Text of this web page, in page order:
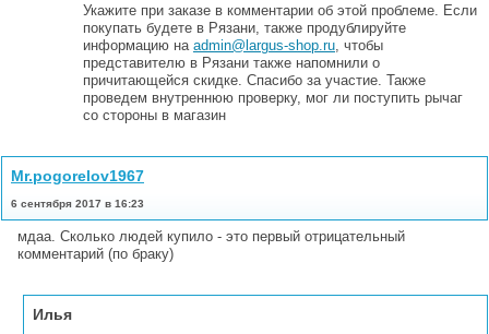
Укажите при заказе в комментарии об этой проблеме. Если
покупать будете в Рязани, также продублируйте
информацию на admin@largus-shop.ru , чтобы
представителю в Рязани также напомнили о
причитающейся скидке. Спасибо за участие. Также
проведем внутреннюю проверку, мог ли поступить рычаг
со стороны в магазин
Mr.pogorelov1967
6 сентября 2017 в 16:23
мдаа. Сколько людей купило - это первый отрицательный
комментарий (по браку)
Илья